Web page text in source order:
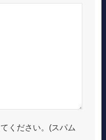
ください。(スパム